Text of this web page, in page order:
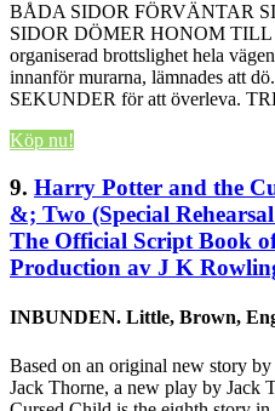
BÅDA SIDOR FÖRVÄNTAR
SIDOR DÖMER HONOM TILL
organiserad brottslighet hela
innanför murarna, lämnades att
SEKUNDER för att överleva.
Köp nu!
9. Harry Potter and the
&; Two (Special
The Official Script Book
Production av J K
INBUNDEN. Little, Brown,
Based on an original new story
Jack Thorne, a new play by Jack